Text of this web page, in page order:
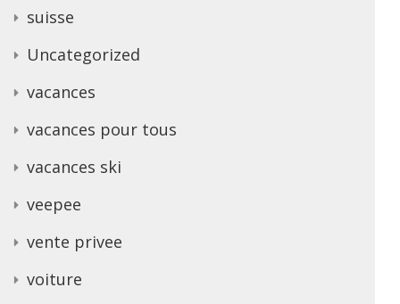
suisse
Uncategorized
vacances
vacances pour tous
vacances ski
veepee
vente privee
voiture